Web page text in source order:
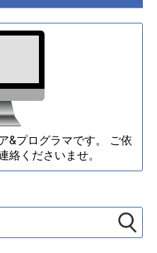
&プログラマです。 ご依
絡くださいませ。